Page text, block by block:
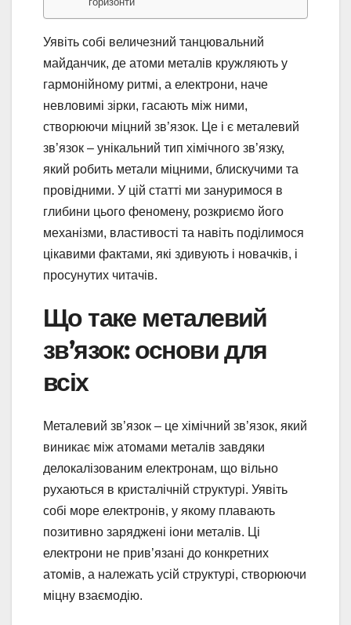
Уявіть собі величезний танцювальний
майданчик, де атоми металів кружляють у
гармонійному ритмі, а електрони, наче
невловимі зірки, гасають між ними,
створюючи міцний зв’язок. Це і є металевий
зв’язок – унікальний тип хімічного зв’язку,
який робить метали міцними, блискучими та
провідними. У цій статті ми зануримося в
глибини цього феномену, розкриємо його
механізми, властивості та навіть поділимося
цікавими фактами, які здивують і новачків, і
просунутих читачів.
Що таке металевий
зв’язок: основи для
всіх
Металевий зв’язок – це хімічний зв’язок, який
виникає між атомами металів завдяки
делокалізованим електронам, що вільно
рухаються в кристалічній структурі. Уявіть
собі море електронів, у якому плавають
позитивно заряджені іони металів. Ці
електрони не прив’язані до конкретних
атомів, а належать усій структурі, створюючи
міцну взаємодію.